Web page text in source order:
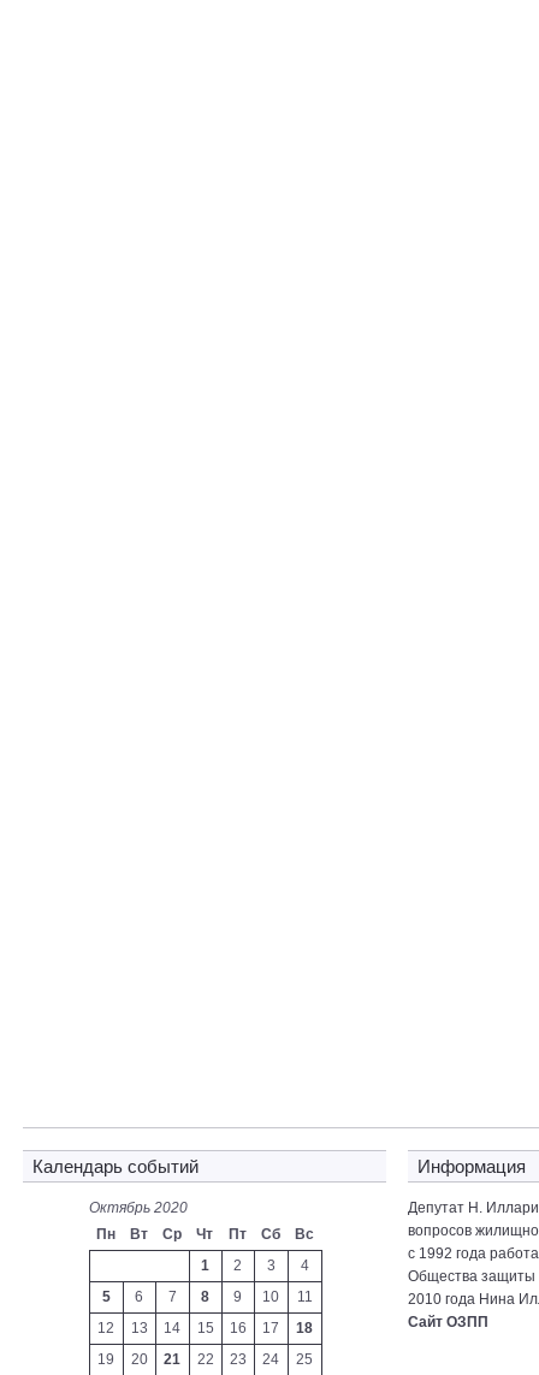
Календарь событий
Октябрь 2020
Пн
Вт Ср Чт Пт Сб
Вс
1
2 3
4
5
6 7 8 9 10
11
12
13 14 15 16 17
18
19
20 21 22 23 24 25
Информация
Депутат Н.
вопросов
с 1992 года
Общества защиты
2010 года Нина
Сайт ОЗПП